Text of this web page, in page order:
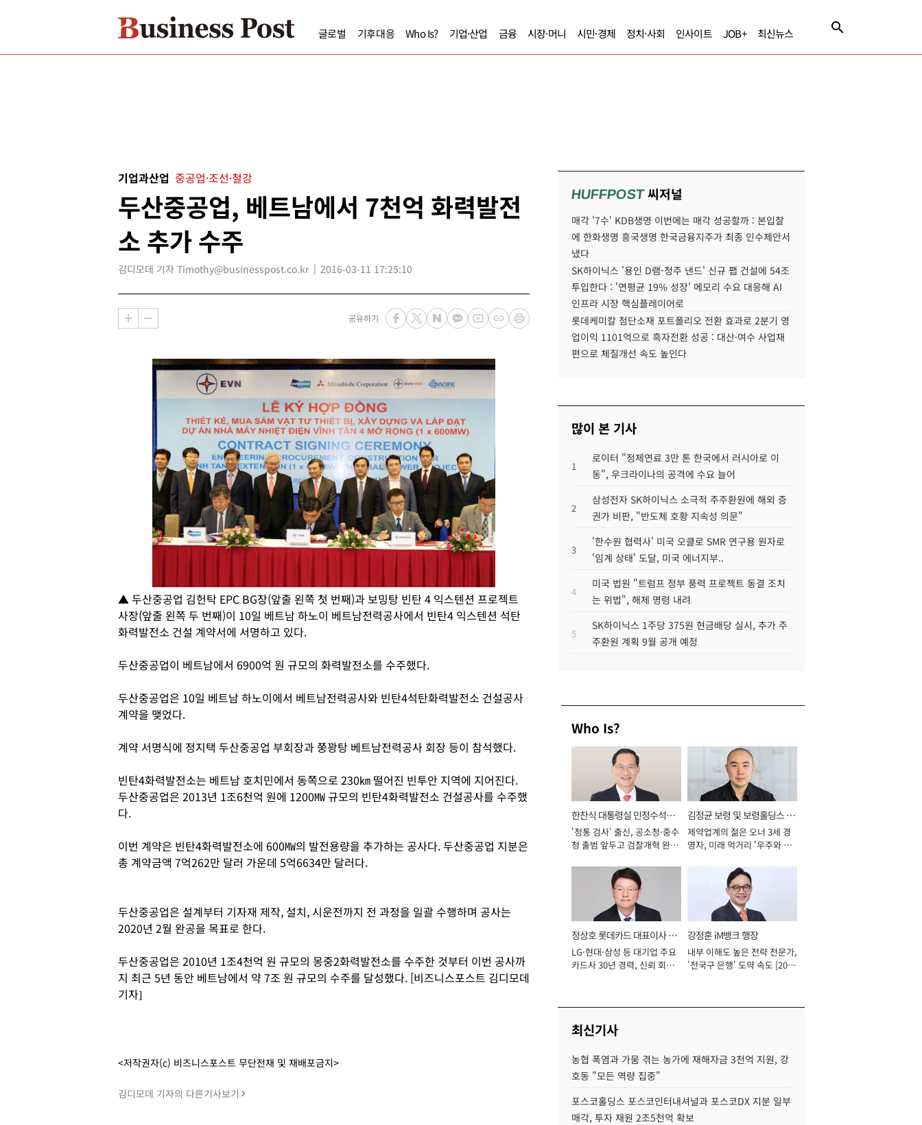
글로벌 기후대응 Who Is? 기업·산업 금융 시장·머니 시민·경제 정치·사회 인사이트 JOB+ 최신뉴스
기업과산업 중공업·조선·철강
두산중공업, 베트남에서 7천억 화력발전
소 추가 수주
김디모데 기자 Timothy@businesspost.co.kr 2016-03-11 17:25:10
공유하기
▲ 두산중공업 김헌탁 EPC BG장(앞줄 왼쪽 첫 번째)과 보밍탕 빈탄 4 익스텐션 프로젝트
사장(앞줄 왼쪽 두 번째)이 10일 베트남 하노이 베트남전력공사에서 빈탄4 익스텐션 석탄
화력발전소 건설 계약서에 서명하고 있다.
두산중공업이 베트남에서 6900억 원 규모의 화력발전소를 수주했다.
두산중공업은 10일 베트남 하노이에서 베트남전력공사와 빈탄4석탄화력발전소 건설공사
계약을 맺었다.
계약 서명식에 정지택 두산중공업 부회장과 쭝꽝탕 베트남전력공사 회장 등이 참석했다.
빈탄4화력발전소는 베트남 호치민에서 동쪽으로 230㎞ 떨어진 빈투안 지역에 지어진다.
두산중공업은 2013년 1조6천억 원에 1200㎿ 규모의 빈탄4화력발전소 건설공사를 수주했
다.
이번 계약은 빈탄4화력발전소에 600㎿의 발전용량을 추가하는 공사다. 두산중공업 지분은
총 계약금액 7억262만 달러 가운데 5억6634만 달러다.
두산중공업은 설계부터 기자재 제작, 설치, 시운전까지 전 과정을 일괄 수행하며 공사는
2020년 2월 완공을 목표로 한다.
두산중공업은 2010년 1조4천억 원 규모의 몽중2화력발전소를 수주한 것부터 이번 공사까
지 최근 5년 동안 베트남에서 약 7조 원 규모의 수주를 달성했다. [비즈니스포스트 김디모데
기자]
<저작권자(c) 비즈니스포스트 무단전재 및 재배포금지>
김디모데 기자의 다른기사보기
HUFFPOST씨저널
매각 '7수' KDB생명 이번에는 매각 성공할까 : 본입찰
에 한화생명 흥국생명 한국금융지주가 최종 인수제안서
냈다
SK하이닉스 '용인 D램-청주 낸드' 신규 팹 건설에 54조
투입한다 : '연평균 19% 성장' 메모리 수요 대응해 AI
인프라 시장 핵심플레이어로
롯데케미칼 첨단소재 포트폴리오 전환 효과로 2분기 영
업이익 1101억으로 흑자전환 성공 : 대산·여수 사업재
편으로 체질개선 속도 높인다
많이 본 기사
1
로이터 "정제연료 3만 톤 한국에서 러시아로 이
동", 우크라이나의 공격에 수요 늘어
2
삼성전자 SK하이닉스 소극적 주주환원에 해외 증
권가 비판, "반도체 호황 지속성 의문"
3
'한수원 협력사' 미국 오클로 SMR 연구용 원자로
'임계 상태' 도달, 미국 에너지부..
4
미국 법원 "트럼프 정부 풍력 프로젝트 동결 조치
는 위법", 해제 명령 내려
5
SK하이닉스 1주당 375원 현금배당 실시, 추가 주
주환원 계획 9월 공개 예정
Who Is?
한찬식 대통령실 민정수석비
서관
'정통 검사' 출신, 공소청·중수
청 출범 앞두고 검찰개혁 완수
김정균 보령 및 보령홀딩스 대
표이사 사장
제약업계의 젊은 오너 3세 경
영자, 미래 먹거리 '우주와 헬
정상호 롯데카드 대표이사 사
장
LG·현대·삼성 등 대기업 주요
카드사 30년 경력, 신뢰 회복
강정훈 iM뱅크 행장
내부 이해도 높은 전략 전문가,
'전국구 은행' 도약 속도 [2026
최신기사
농협 폭염과 가뭄 겪는 농가에 재해자금 3천억 지원, 강
호동 "모든 역량 집중"
포스코홀딩스 포스코인터내셔널과 포스코DX 지분 일부
매각, 투자 재원 2조5천억 확보